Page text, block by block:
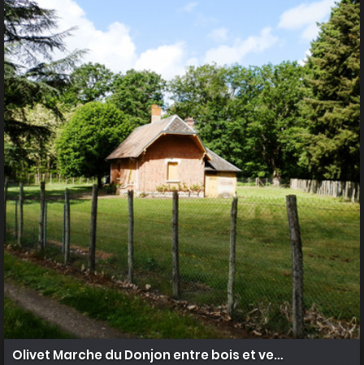
Olivet Marche du Donjon entre bois et vergers 4